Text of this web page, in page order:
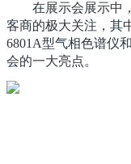
在展示会展示中
客商的极大关注，其
6801A型气相色谱仪
会的一大亮点。